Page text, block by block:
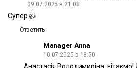
09.07.2025 в 21:08
Супер 👍
Ответить
Manager Anna
10.07.2025 в 18:50
Анастасія Володимиріна, вітаємо!